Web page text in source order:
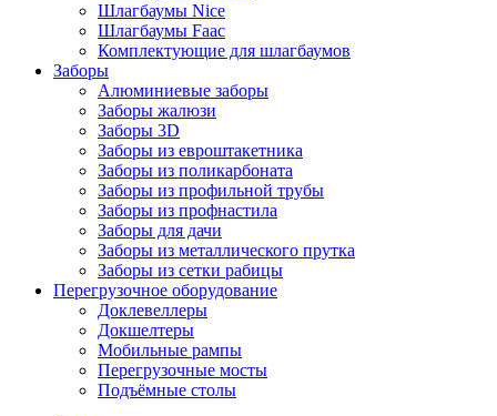
Шлагбаумы Nice
Шлагбаумы Faac
Комплектующие для шлагбаумов
Заборы
Алюминиевые заборы
Заборы жалюзи
Заборы 3D
Заборы из евроштакетника
Заборы из поликарбоната
Заборы из профильной трубы
Заборы из профнастила
Заборы для дачи
Заборы из металлического прутка
Заборы из сетки рабицы
Перегрузочное оборудование
Доклевеллеры
Докшелтеры
Мобильные рампы
Перегрузочные мосты
Подъёмные столы